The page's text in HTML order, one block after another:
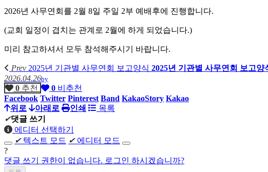
2026년 사무연회를 2월 8일 주일 2부 예배후에 진행합니다.
(교회 일정이 겹치는 관계로 2월에 하게 되었습니다.)
미리 참고하셔서 모두 참석해주시기 바랍니다.
Prev 2025년 기관별 사무연회 보고양식 2025년 기관별 사무연회 보고양
2026.04.26by
0 추천 0 비추천
Facebook Twitter Pinterest Band KakaoStory Kakao
위로
아래로 인쇄
목록
✔댓글 쓰기
에디터 선택하기
✔ 텍스트 모드 ✔ 에디터 모드
?
댓글 쓰기 권한이 없습니다. 로그인 하시겠습니까?